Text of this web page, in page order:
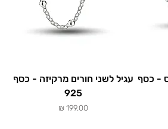
- כסף עגיל לשני חורים מרקיזה - כסף
925
מחיר